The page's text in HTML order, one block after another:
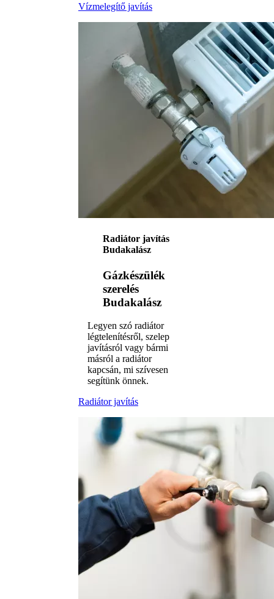
Vízmelegítő javítás
Radiátor javítás
Budakalász
Gázkészülék
szerelés
Budakalász
Legyen szó radiátor
légtelenítésről, szelep
javításról vagy bármi
másról a radiátor
kapcsán, mi szívesen
segítünk önnek.
Radiátor javítás